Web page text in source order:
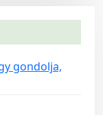
gondolja,